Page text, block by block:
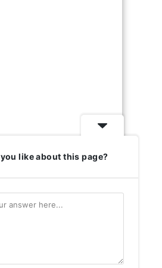
like about this page?